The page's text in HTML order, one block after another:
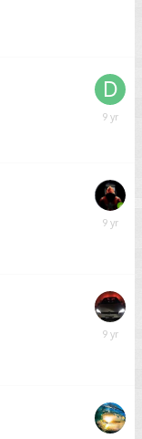
July
June
June